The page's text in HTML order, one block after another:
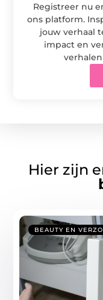
Registreer nu
ons platform.
jouw verhaal
impact en
Hier zijn
BEAUTY EN